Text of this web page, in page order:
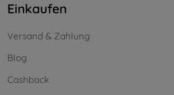
Einkaufen
Versand & Zahlung
Blog
Cashback